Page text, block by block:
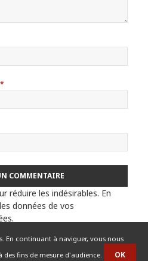
En continuant à naviguer, vous nous
fins de mesure d'audience.
*
réduire les indésirables. En
données de vos
.